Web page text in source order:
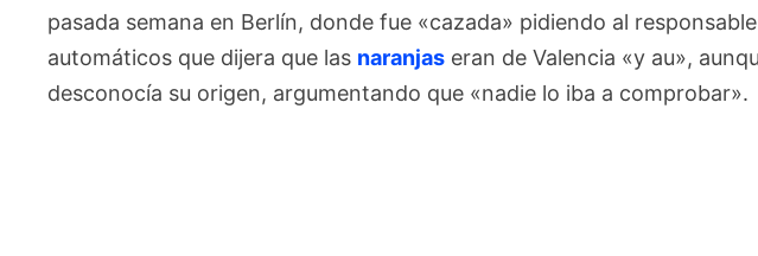
pasada semana en Berlín, donde fue «cazada» pidiendo al
automáticos que dijera que las naranjas eran de Valencia «y au»,
desconocía su origen, argumentando que «nadie lo iba a comprobar».